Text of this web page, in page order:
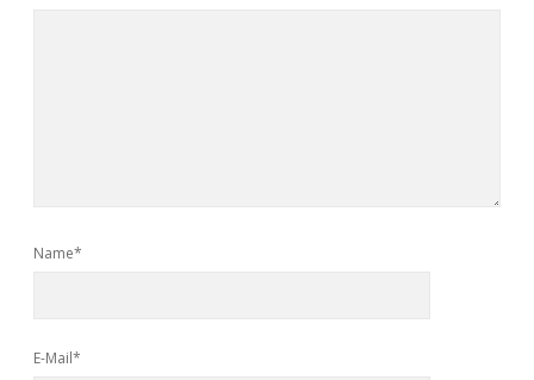
Name*
E-Mail*